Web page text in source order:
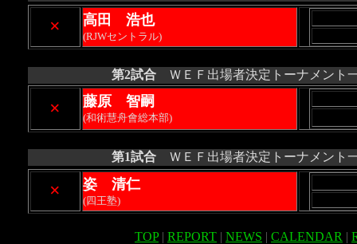
× 高田 浩也
(RJWセントラル)
第2試合ＷＥＦ出場者決定トーナメント
× 藤原 智嗣
(和術慧舟會総本部)
第1試合ＷＥＦ出場者決定トーナメント
× 姿 清仁
(四王塾)
TOP| REPORT | NEWS | CALENDAR |